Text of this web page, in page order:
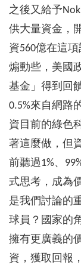
之後又給予
供大量資金，
資560億在這
煽動些，美國
基金」得到回
0.5%來自網路
資目前的綠色
著這麼做，但
前聽過1%、
式思考，成為
是我們討論的
球員？國家的
擁有更廣義的
資，獲取回報